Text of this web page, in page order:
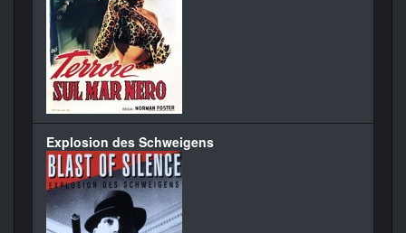
Explosion des Schweigens